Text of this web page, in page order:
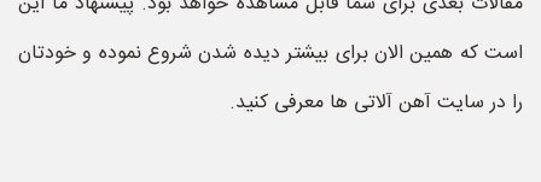
است که همین الان برای بیشتر دیده شدن شروع نموده و خودتان
را در سایت آهن آلاتی ها معرفی کنید.